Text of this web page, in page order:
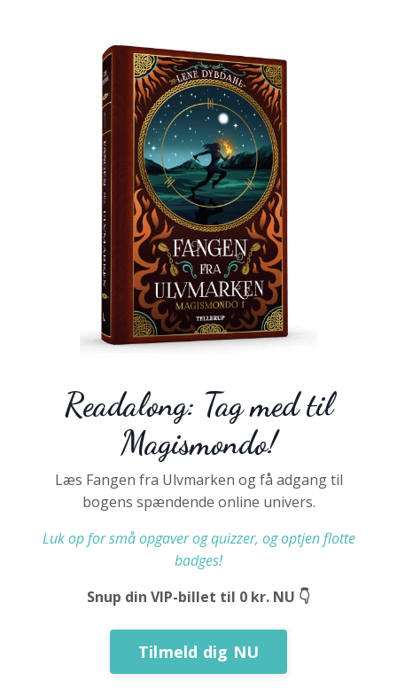
Readalong: Tag med til
Magismondo!
Læs Fangen fra Ulvmarken og få adgang til
bogens spændende online univers.
Luk op for små opgaver og quizzer, og optjen flotte
badges!
Snup din VIP-billet til 0 kr. NU 👇
Tilmeld dig NU